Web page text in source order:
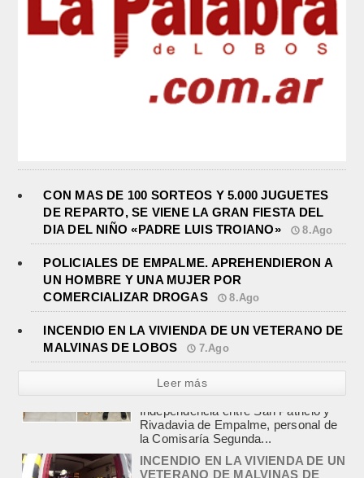
CON MAS DE 100 SORTEOS Y 5.000 JUGUETES
DE REPARTO, SE VIENE LA GRAN FIESTA DEL
DIA DEL NIÑO «PADRE LUIS TROIANO»
8.Ago
POLICIALES DE EMPALME. APREHENDIERON A
UN HOMBRE Y UNA MUJER POR
COMERCIALIZAR DROGAS
8.Ago
INCENDIO EN LA VIVIENDA DE UN VETERANO DE
MALVINAS DE LOBOS
7.Ago
Leer más
INCENDIO EN LA VIVIENDA DE UN
VETERANO DE MALVINAS DE
agosto 7, 2026